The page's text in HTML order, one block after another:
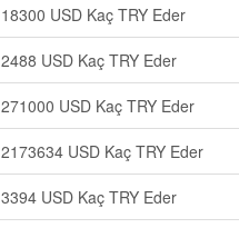
18300 USD Kaç TRY Eder
2488 USD Kaç TRY Eder
271000 USD Kaç TRY Eder
2173634 USD Kaç TRY Eder
3394 USD Kaç TRY Eder